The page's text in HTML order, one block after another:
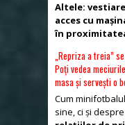
Altele:
acces cu
în
„Repriza a treia”
Poți vedea
masa și servești o
Cum
sine, ci și